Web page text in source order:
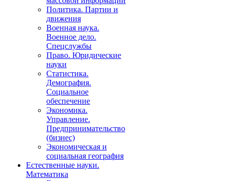
Политика. Партии и
движения
Военная наука.
Военное дело.
Спецслужбы
Право. Юридические
науки
Статистика.
Демография.
Социальное
обеспечение
Экономика.
Управление.
Предпринимательство
(бизнес)
Экономическая и
социальная география
Естественные науки.
Математика